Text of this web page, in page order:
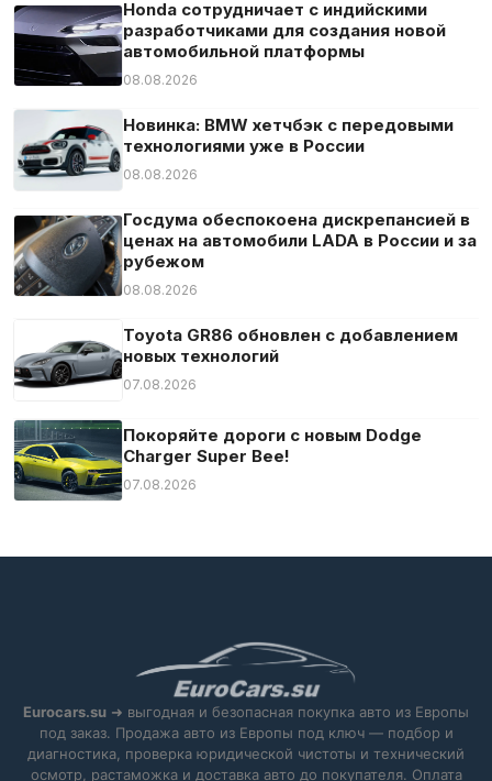
Подвижное сцепное устройство
Подлокотник
Подсветка салона
Проекционный дисплей
Противотуманная фара
Распознавание дорожных знаков
Руль с подогревом
Сажевый фильтр
Светодиодные габаритные огни
Сенсорный экран
Система «старт-стоп»
Система аварийного вызова
Система предупреждения об усталости
Спортивные сиденья
Тонированные стекла
Точка доступа WLAN / Wi-Fi
Honda сотрудничает с индийскими
разработчиками для создания новой
автомобильной платформы
08.08.2026
Новинка: BMW хетчбэк с передовыми
технологиями уже в России
08.08.2026
Госдума обеспокоена дискрепансией в
ценах на автомобили LADA в России и за
рубежом
08.08.2026
Toyota GR86 обновлен с добавлением
новых технологий
07.08.2026
Покоряйте дороги с новым Dodge
Charger Super Bee!
07.08.2026
Eurocars.su ➜ выгодная и безопасная покупка авто из Европы
под заказ. Продажа авто из Европы под ключ — подбор и
диагностика, проверка юридической чистоты и технический
осмотр, растаможка и доставка авто до покупателя. Оплата